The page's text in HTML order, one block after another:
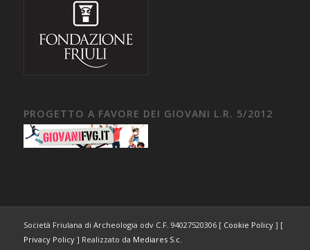
PROGETTO A FAVORE DEI GIOVANI L.R. 5/2012
Società Friulana di Archeologia odv C.F. 94027520306 [ Cookie Policy] [
Privacy Policy] Realizzato da Mediares S.c.